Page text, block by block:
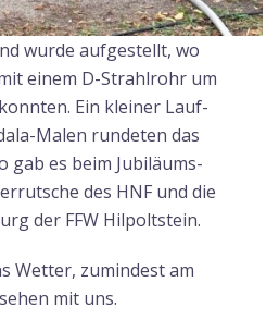
wurde aufgestellt, wo
einem D-Strahlrohr um
Ein kleiner Lauf-
Malen rundeten das
gab es beim Jubiläums-
des HNF und die
der FFW Hilpoltstein.
Wetter, zumindest am
mit uns.